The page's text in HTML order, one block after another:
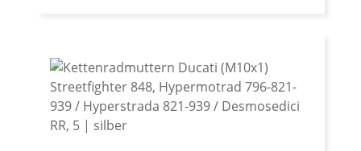
Kettenrades und der Kette bei
Verwendung eines Kettenblattes
abweichend von der Seriengröße sowie bei
unterschiedlichen Exzenter - Stellungen